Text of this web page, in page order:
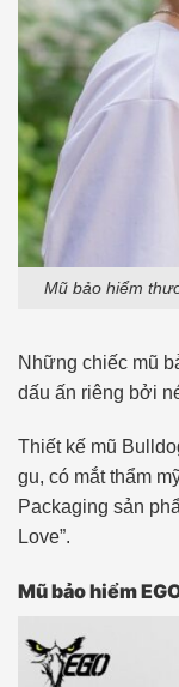
Mũ bảo hiểm
Những chiếc mũ
dấu ấn riêng bởi
Thiết kế mũ
gu, có mắt thẩm
Packaging sản
Love”.
Mũ bảo hiểm